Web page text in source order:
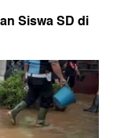
Siswa SD di